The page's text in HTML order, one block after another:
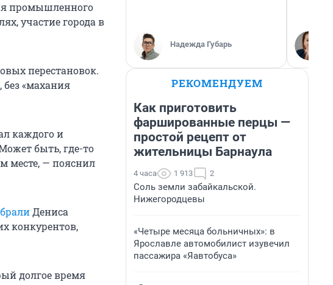
промышленного
участие города в
перестановок.
«махания
каждого и
быть, где-то
месте, — пояснил
Дениса
конкурентов,
долгое время
Надежда Губарь
РЕКОМЕНДУЕМ
Как приготовить
фаршированные перцы —
простой рецепт от
жительницы Барнаула
4 часа 1 913 2
Соль земли забайкальской.
Нижегородцевы
«Четыре месяца больничных»: в
Ярославле автомобилист изувечил
пассажира «Яавтобуса»